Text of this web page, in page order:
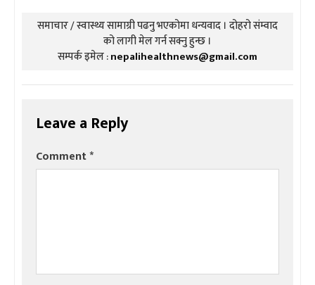
समाचार / स्वास्थ्य सामाग्री पढनु भएकोमा धन्यवाद । दोहरो संम्वाद
को लागी मेल गर्न सक्नु हुन्छ ।
सम्पर्क इमेल :nepalihealthnews@gmail.com
Leave a Reply
Comment*